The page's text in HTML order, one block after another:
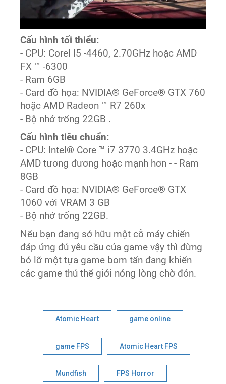
Cấu hình tối thiểu:
- CPU: Corel I5 -4460, 2.70GHz hoặc AMD
FX ™ -6300
- Ram 6GB
- Card đồ họa: NVIDIA® GeForce® GTX 760
hoặc AMD Radeon ™ R7 260x
- Bộ nhớ trống 22GB .
Cấu hình tiêu chuẩn:
- CPU: Intel® Core ™ i7 3770 3.4GHz hoặc
AMD tương đương hoặc mạnh hơn - - Ram
8GB
- Card đồ họa: NVIDIA® GeForce® GTX
1060 với VRAM 3 GB
- Bộ nhớ trống 22GB.
Nếu bạn đang sở hữu một cỗ máy chiến
đáp ứng đủ yêu cầu của game vậy thì đừng
bỏ lỡ một tựa game bom tấn đang khiến
các game thủ thế giới nóng lòng chờ đón.
Atomic Heart game online
game FPS Atomic Heart FPS
Mundfish FPS Horror